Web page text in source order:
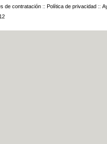
de contratación :: Política de privacidad ::